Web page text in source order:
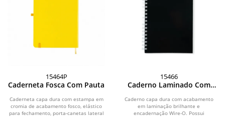
15464P
Caderneta Fosca Com Pauta
Caderneta capa dura com estampa em
cromia de acabamento fosco, elástico
para fechamento, porta-canetas lateral
15466
Caderno Laminado Com
Caderno capa dura com acabamento
em laminação brilhante e
encadernação Wire-O. Possui